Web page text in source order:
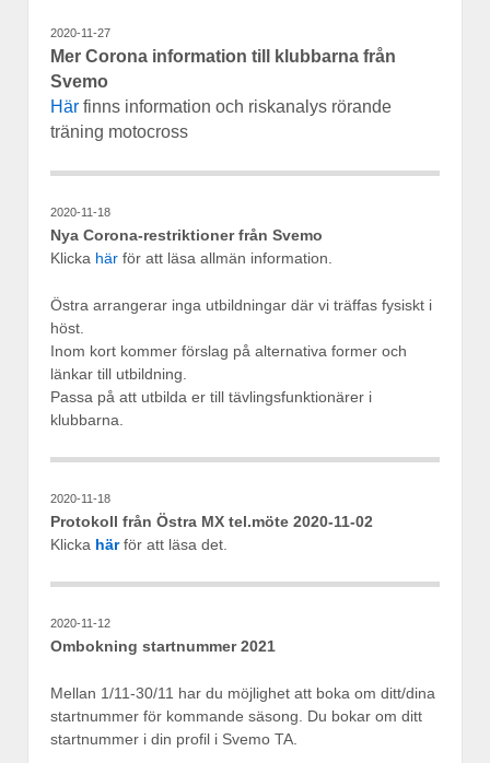
2020-11-27
Mer Corona information till klubbarna från
Svemo
Här finns information och riskanalys rörande
träning motocross
2020-11-18
Nya Corona-restriktioner från Svemo
Klicka här för att läsa allmän information.
Östra arrangerar inga utbildningar där vi träffas fysiskt i
höst.
Inom kort kommer förslag på alternativa former och
länkar till utbildning.
Passa på att utbilda er till tävlingsfunktionärer i
klubbarna.
2020-11-18
Protokoll från Östra MX tel.möte 2020-11-02
Klicka härför att läsa det.
2020-11-12
Ombokning startnummer 2021
Mellan 1/11-30/11 har du möjlighet att boka om ditt/dina
startnummer för kommande säsong. Du bokar om ditt
startnummer i din profil i Svemo TA.